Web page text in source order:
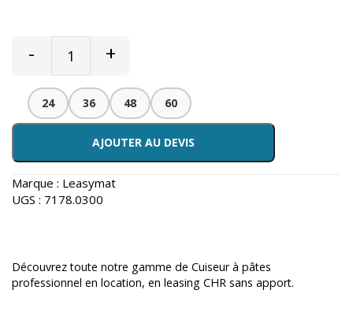
- +
24 36 48 60
AJOUTER AU DEVIS
Marque : Leasymat
UGS : 7178.0300
Découvrez toute notre gamme de Cuiseur à pâtes
professionnel en location, en leasing CHR sans apport.